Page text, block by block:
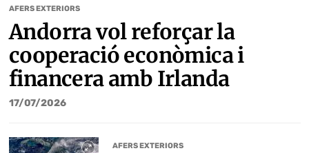
AFERS EXTERIORS
Andorra vol reforçar la
cooperació econòmica i
financera amb Irlanda
17/07/2026
AFERS EXTERIORS